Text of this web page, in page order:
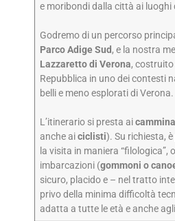
e moribondi dalla città ai luoghi
Godremo di un percorso
Parco Adige Sud, e la nostra
Lazzarettodi Verona,
Repubblica in uno dei contesti
belli e meno esplorati di Verona.
L’itinerario si presta ai
anche aiciclisti). Su richiesta,
la visita in maniera “filologica”,
imbarcazioni (gommoni o
sicuro, placido e – nel tratto
privo della minima difficoltà
adatta a tutte le età e anche